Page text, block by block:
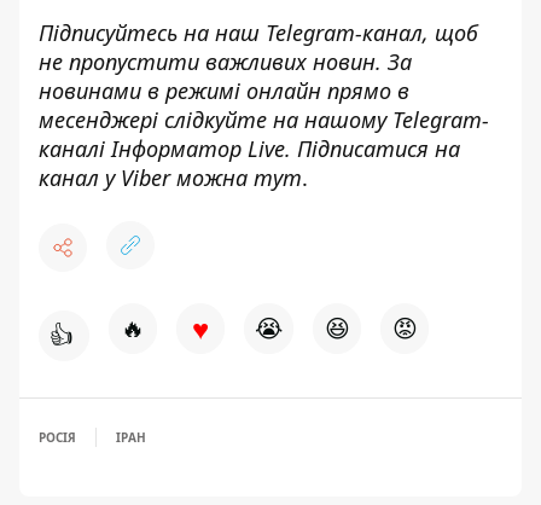
Підписуйтесь на наш Telegram-канал, щоб
не пропустити важливих новин. За
новинами в режимі онлайн прямо в
месенджері слідкуйте на нашому Telegram-
каналіІнформатор Live. Підписатися на
канал у Viber можна тут.
👍 🔥 ♥ 😭 😆 😡
РОСІЯ ІРАН